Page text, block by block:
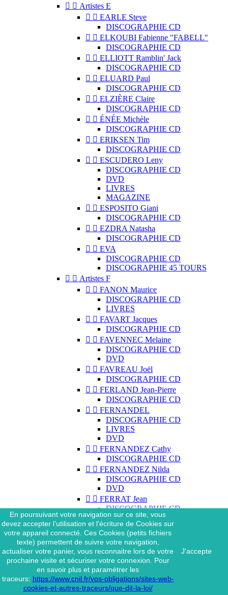
  Artistes E
  EARLE Steve
DISCOGRAPHIE CD
  ELKOUBI Fabienne "FABELL"
DISCOGRAPHIE CD
  ELLIOTT Ramblin' Jack
DISCOGRAPHIE CD
  ELUARD Paul
DISCOGRAPHIE CD
  ELZIÈRE Claire
DISCOGRAPHIE CD
  ÉNÉE Michèle
DISCOGRAPHIE CD
  ERIKSEN Tim
DISCOGRAPHIE CD
  ESCUDERO Leny
DISCOGRAPHIE CD
DVD
LIVRES
MAGAZINE
  ESPOSITO Giani
DISCOGRAPHIE CD
  EZDRA Natasha
DISCOGRAPHIE CD
  EVA
DISCOGRAPHIE CD
DISCOGRAPHIE 45 TOURS
  Artistes F
  FANON Maurice
DISCOGRAPHIE CD
LIVRES
  FAVART Jacques
DISCOGRAPHIE CD
  FAVENNEC Melaine
DISCOGRAPHIE CD
DVD
  FAVREAU Joël
DISCOGRAPHIE CD
  FERLAND Jean-Pierre
DISCOGRAPHIE CD
  FERNANDEL
DISCOGRAPHIE CD
LIVRES
DVD
  FERNANDEZ Cathy
DISCOGRAPHIE CD
  FERNANDEZ Nilda
DISCOGRAPHIE CD
DVD
  FERRAT Jean
DISCOGRAPHIE CD
DISCOGRAPHIE 45 TOURS
DISCOGRAPHIE 33 TOURS
DVD
MAGAZINE
  FERRAT Jean & SES
INTERPRÈTES
DISCOGRAPHIE CD
  FERRÉ Léo
En poursuivant votre navigation sur ce site, vous
devez accepter l’utilisation et l'écriture de Cookies sur
votre appareil connecté. Ces Cookies (petits fichiers
texte) permettent de suivre votre navigation,
actualiser votre panier, vous reconnaitre lors de votre
prochaine visite et sécuriser votre connexion. Pour
en savoir plus et paramétrer les
traceurs: https://www.cnil.fr/vos-obligations/sites-web-
cookies-et-autres-traceurs/que-dit-la-loi/
J'accepte